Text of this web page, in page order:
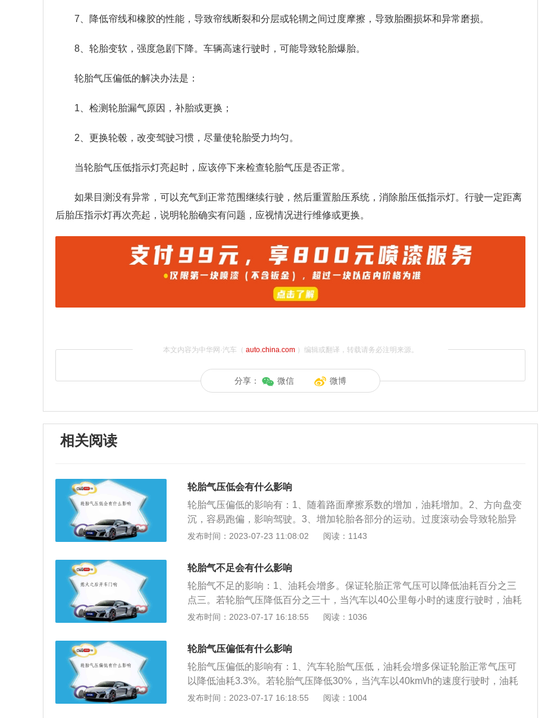
7、降低帘线和橡胶的性能，导致帘线断裂和分层或轮辋之间过度摩擦，导致胎圈损坏和异常磨损。
8、轮胎变软，强度急剧下降。车辆高速行驶时，可能导致轮胎爆胎。
轮胎气压偏低的解决办法是：
1、检测轮胎漏气原因，补胎或更换；
2、更换轮毂，改变驾驶习惯，尽量使轮胎受力均匀。
当轮胎气压低指示灯亮起时，应该停下来检查轮胎气压是否正常。
如果目测没有异常，可以充气到正常范围继续行驶，然后重置胎压系统，消除胎压低指示灯。行驶一定距离
后胎压指示灯再次亮起，说明轮胎确实有问题，应视情况进行维修或更换。
本文内容为中华网·汽车（ auto.china.com）编辑或翻译，转载请务必注明来源。
分享： 微信 微博
相关阅读
轮胎气压低会有什么影响
轮胎气压偏低的影响有：1、随着路面摩擦系数的增加，油耗增加。2、方向盘变
沉，容易跑偏，影响驾驶。3、增加轮胎各部分的运动。过度滚动会导致轮胎异
常发热。4、使轮胎胎体变大，轮胎内外侧容易出现裂缝。5、加速橡胶老化，加
热、橡胶老化、胎肩磨损加速，缩短轮胎使用寿命。7、降低帘线和橡胶的性
能，导致帘线断裂和分层或轮辋之间过度摩擦，导致胎圈损坏和异常磨损。8、
轮胎变软，强度急剧下降。车辆高速行驶时，可能导致轮胎爆胎。轮胎气压偏低
的解决办法是：1、检测轮胎漏气原因，补胎或更换；2、更换轮毂，改变驾驶习
惯，尽量使轮胎受力均匀。当轮胎气压低指示灯亮起时，应该停下来检查轮胎气
系统，消除胎压低指示灯。行驶一定距离后胎压指示灯再次亮起，说明轮胎确实
有问题，应视情况进行维修或更换。
发布时间：2023-07-23 11:08:02 阅读：1143
轮胎气不足会有什么影响
轮胎气不足的影响：1、油耗会增多。保证轮胎正常气压可以降低油耗百分之三
点三。若轮胎气压降低百分之三十，当汽车以40公里每小时的速度行驶时，油耗
增加百分之五到百分之十。只要有一个轮胎少打40PSI，此轮胎就会减少1万公里
胎压不足时，这意味着你的轮胎会遭受更多的磨耗，不利于轮胎的使用寿命。从
轮胎的磨损来看，如果胎压过高，则中心部分磨损较重，反之，边缘重，不管过
高或者过低，都会影响轮胎寿命；3、爆胎随时发生。气压低的轮胎在行驶后导
致的胎温升高是诱发爆胎的主要原因。当轮胎气压不足，胎侧在行驶中的变形相
对更多，从而产生讨多的执量导致胎体分离而爆胎；4、车辆会异常颠簸。轮胎
发布时间：2023-07-17 16:18:55 阅读：1036
轮胎气压偏低有什么影响
轮胎气压偏低的影响有：1、汽车轮胎气压低，油耗会增多保证轮胎正常气压可
以降低油耗3.3%。若轮胎气压降低30%，当汽车以40km\/h的速度行驶时，油耗
增加5%10%。只要有一个轮胎少打40PSI，此轮胎就会减少1万公里的寿命，而
发布时间：2023-07-17 16:18:55 阅读：1004